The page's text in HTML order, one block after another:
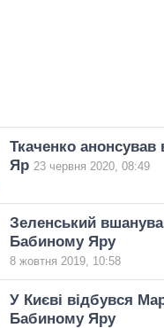
Ткаченко
Яр 23 червня 2020, 08:49
Зеленський
Бабиному Яру
8 жовтня 2019, 10:58
У Києві відбувся
Бабиному Яру